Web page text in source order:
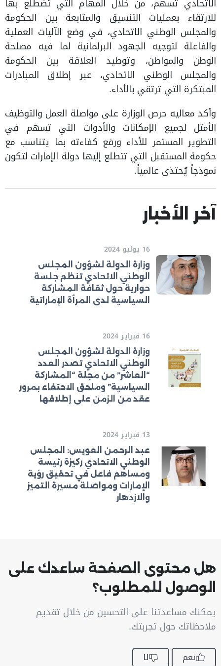
الاتحادي تسهم، من خلال المهام التي تضطلع بها
للارتقاء بعمليات التنسيق والمتابعة بين الحكومة
والمجلس الوطني الاتحادي، في وضع الآليات العملية
والفاعلة لتوجيه الجهود البرلمانية لما فيه مصلحة
الوطن والمواطن، وتوطيد العلاقة بين الحكومة
والمجلس الوطني الاتحادي، عبر إطلاق المبادرات
المبتكرة التي ترتقي بالأداء.
وأكد معاليه حرص الوزارة على مواصلة العمل والتوظيف
الأمثل لجميع الإمكانات والأدوات التي تسهم في
التطوير المستمر للأداء ورفع كفاءته بما يتناسب مع
حكومة المستقبل التي تتطلع إليها دولة الإمارات لتكون
نموذجاً يُحتذى عالمياً.
آخر الأخبار
16 يوليو 2024
وزارة الدولة لشؤون المجلس
الوطني الاتحادي تنظم جلسة
حوارية حول ثقافة المشاركة
السياسية لدى المرأة الإماراتية
16 فبراير 2024
وزارة الدولة لشؤون المجلس
الوطني الاتحادي تصدر العدد
“العاشر” من مجلة “المشاركة
السياسية” وملحق الاحتفاء بمرور
عقد من الزمن على إطلاقها
13 فبراير 2024
عبد الرحمن العويس: المجلس
الوطني الاتحادي ركيزة رئيسة
ومساهم فاعل في تحقيق رؤية
الإمارات ومواصلة مسيرة التميز
والازدهار
هل محتوى الصفحة ساعدك على
الوصول للمطلوب؟
يمكنك مساعدتنا على التحسين من خلال تقديم
ملاحظاتك حول تجربتك.
نعم لا